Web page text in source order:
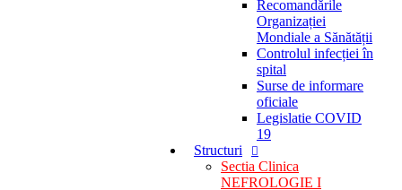
Recomandările
Organizației
Mondiale a Sănătății
Controlul infecției în
spital
Surse de informare
oficiale
Legislatie COVID
19
Structuri
Sectia Clinica
NEFROLOGIE I